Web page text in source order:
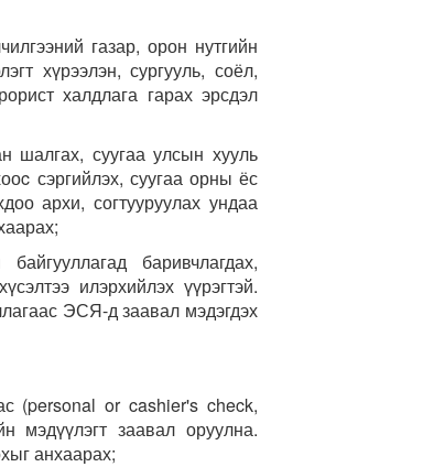
газар, орон нутгийн
хүрээлэн, сургууль, соёл,
халдлага гарах эрсдэл
шалгах, суугаа улсын хууль
сэргийлэх, суугаа орны ёс
архи, согтууруулах ундаа
баривчлагдах,
илэрхийлэх үүрэгтэй.
ЭСЯ-д заавал мэдэгдэх
(personal or cashier's check,
мэдүүлэгт заавал оруулна.
анхаарах;